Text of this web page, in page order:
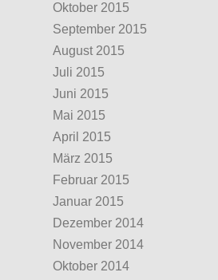
Oktober 2015
September 2015
August 2015
Juli 2015
Juni 2015
Mai 2015
April 2015
März 2015
Februar 2015
Januar 2015
Dezember 2014
November 2014
Oktober 2014